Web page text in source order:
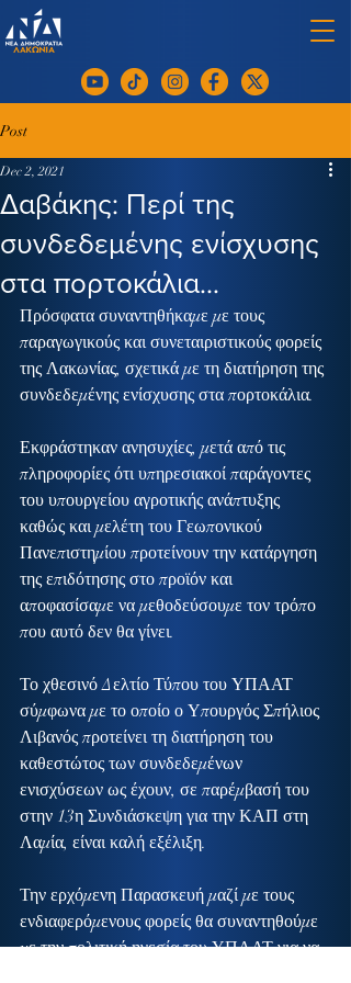
Post
Δαβάκης: Περί της
συνδεδεμένης ενίσχυσης
στα πορτοκάλια…
Dec 2, 2021
Πρόσφατα συναντηθήκαμε με τους
παραγωγικούς και συνεταιριστικούς φορείς
της Λακωνίας, σχετικά με τη διατήρηση της
συνδεδεμένης ενίσχυσης στα πορτοκάλια.
Εκφράστηκαν ανησυχίες, μετά από τις
πληροφορίες ότι υπηρεσιακοί παράγοντες
του υπουργείου αγροτικής ανάπτυξης
καθώς και μελέτη του Γεωπονικού
Πανεπιστημίου προτείνουν την κατάργηση
της επιδότησης στο προϊόν και
αποφασίσαμε να μεθοδεύσουμε τον τρόπο
που αυτό δεν θα γίνει.
Το χθεσινό Δελτίο Τύπου του ΥΠΑΑΤ
σύμφωνα με το οποίο ο Υπουργός Σπήλιος
Λιβανός προτείνει τη διατήρηση του
καθεστώτος των συνδεδεμένων
ενισχύσεων ως έχουν, σε παρέμβασή του
στην 13η Συνδιάσκεψη για την ΚΑΠ στη
Λαμία, είναι καλή εξέλιξη.
Την ερχόμενη Παρασκευή μαζί με τους
ενδιαφερόμενους φορείς θα συναντηθούμε
με την πολιτική ηγεσία του ΥΠΑΑΤ για να